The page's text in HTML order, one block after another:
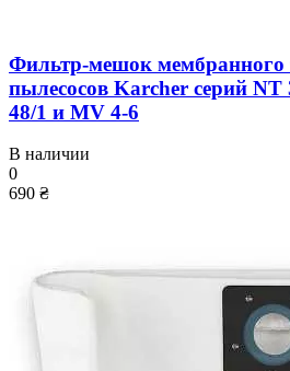
Фильтр-мешок мембранного
пылесосов Karcher серий NT
48/1 и MV 4-6
В наличии
0
690 ₴